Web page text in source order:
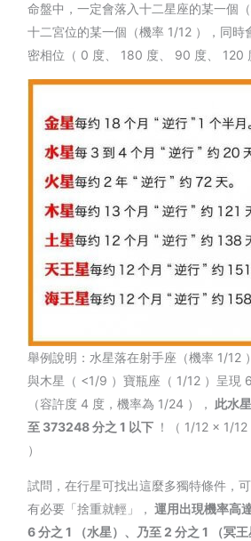
命盤中，一定會落入十二星座的某一個
十二宮位的某一個（機率 1/12 ），同時
密相位（ 0 度、 180 度、 90 度、 120
舉例說明：水星落在射手座（機率 1/12
與木星（ <1/9 ）寶瓶座（ 1/12 ）呈現
（容許度 4 度，機率為 1/24 ）， 此水
至 373248分之1 以下 ！（ 1/12 × 1/
）
試問，在行星可找出這麼多獨特條件，
有必要「捨重就輕」， 運用出現機率高
6分之1 （水星）、乃至 2分之1 （冥